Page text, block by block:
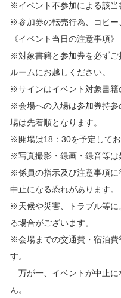
※イベント不参加による該当
※参加券の転売行為、コピー
《イベント当日の注意事項》
※対象書籍と参加券を必ずご
ルームにお越しください。
※サインはイベント対象書籍
※会場への入場は参加券持参
場は先着順となります。
※開場は18：30を予定してお
※写真撮影・録画・録音等は
※係員の指示及び注意事項
中止になる恐れがあります。
※天候や災害、トラブル等に
る場合がございます。
※会場までの交通費・宿泊費
す。
万が一、イベントが中止に
ん。